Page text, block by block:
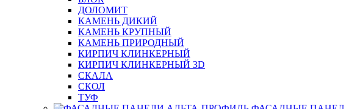
ДОЛОМИТ
КАМЕНЬ ДИКИЙ
КАМЕНЬ КРУПНЫЙ
КАМЕНЬ ПРИРОДНЫЙ
КИРПИЧ КЛИНКЕРНЫЙ
КИРПИЧ КЛИНКЕРНЫЙ 3D
СКАЛА
СКОЛ
ТУФ